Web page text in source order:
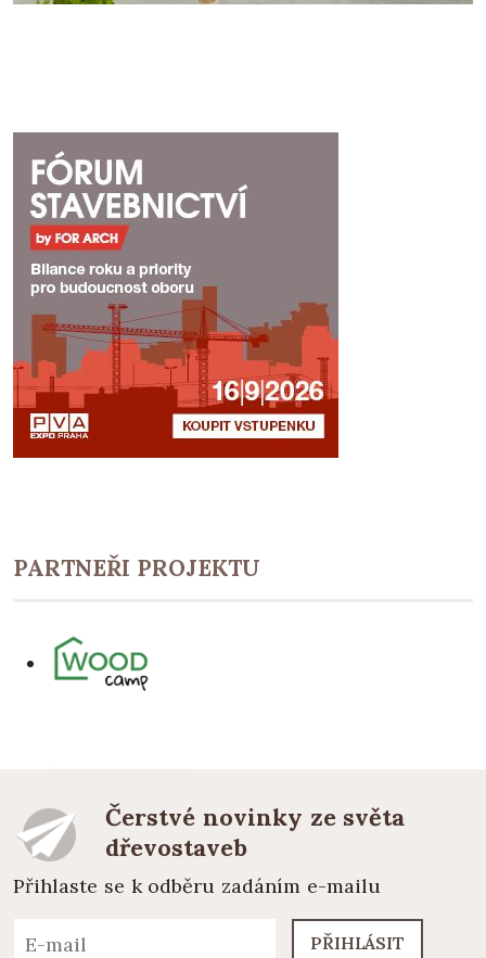
PARTNEŘI PROJEKTU
Čerstvé novinky ze světa
dřevostaveb
Přihlaste se k odběru zadáním e-mailu
PŘIHLÁSIT